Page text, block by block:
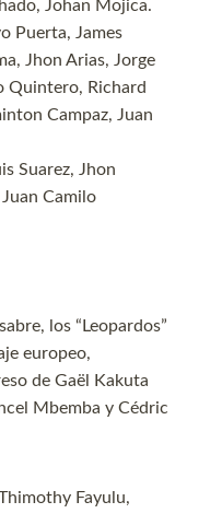
Johan Mojica.
Puerta, James
Jhon Arias, Jorge
Quintero, Richard
Campaz, Juan
Suarez, Jhon
Camilo
los “Leopardos”
europeo,
de Gaël Kakuta
Mbemba y Cédric
Fayulu,